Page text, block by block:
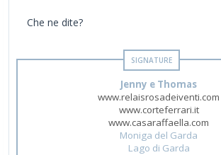
Che ne dite?
Jenny e Thomas
www.relaisrosadeiventi.com
www.corteferrari.it
www.casaraffaella.com
Moniga del Garda
Lago di Garda